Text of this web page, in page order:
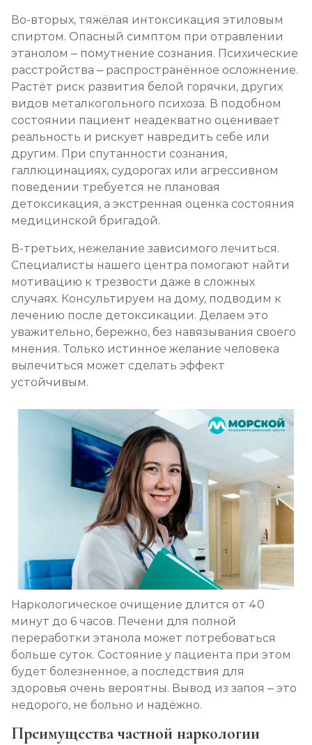
Во-вторых, тяжёлая интоксикация этиловым
спиртом. Опасный симптом при отравлении
этанолом – помутнение сознания. Психические
расстройства – распространённое осложнение.
Растёт риск развития белой горячки, других
видов металкогольного психоза. В подобном
состоянии пациент неадекватно оценивает
реальность и рискует навредить себе или
другим. При спутанности сознания,
галлюцинациях, судорогах или агрессивном
поведении требуется не плановая
детоксикация, а экстренная оценка состояния
медицинской бригадой.
В-третьих, нежелание зависимого лечиться.
Специалисты нашего центра помогают найти
мотивацию к трезвости даже в сложных
случаях. Консультируем на дому, подводим к
лечению после детоксикации. Делаем это
уважительно, бережно, без навязывания своего
мнения. Только истинное желание человека
вылечиться может сделать эффект
устойчивым.
Наркологическое очищение длится от 40
минут до 6 часов. Печени для полной
переработки этанола может потребоваться
больше суток. Состояние у пациента при этом
будет болезненное, а последствия для
здоровья очень вероятны. Вывод из запоя – это
недорого, не больно и надёжно.
Преимущества частной наркологии